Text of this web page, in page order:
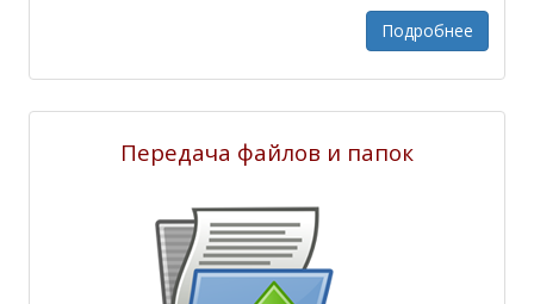
Подробнее
Передача файлов и папок